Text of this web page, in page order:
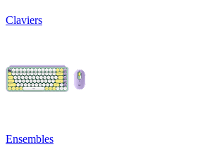
Claviers
Ensembles